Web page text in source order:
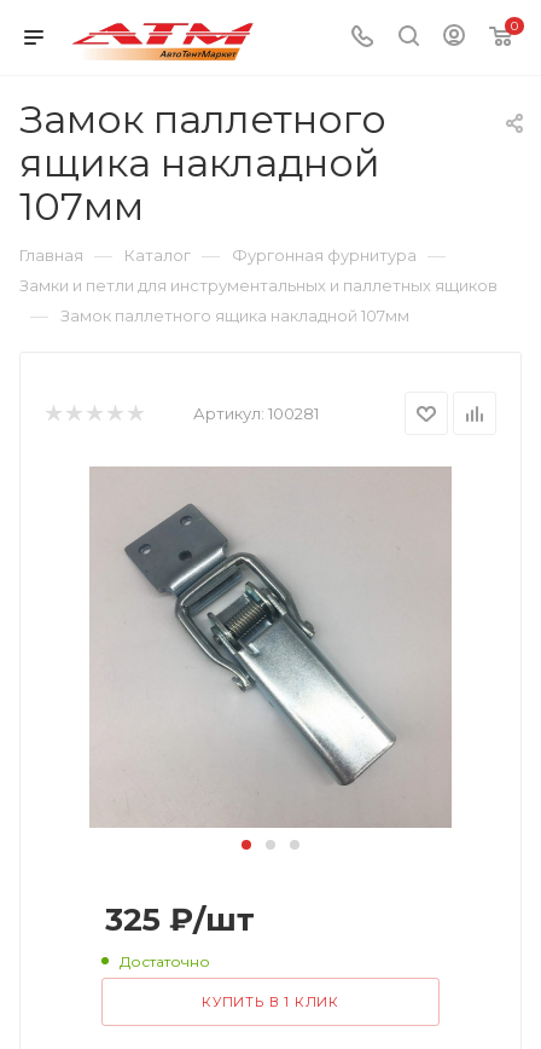
0
Замок паллетного
ящика накладной
107мм
Главная — Каталог — Фургонная фурнитура —
Замки и петли для инструментальных и паллетных ящиков
— Замок паллетного ящика накладной 107мм
Артикул: 100281
325 ₽/шт
Достаточно
КУПИТЬ В 1 КЛИК